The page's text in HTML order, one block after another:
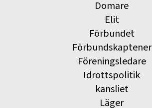
Domare
Elit
Förbundet
Förbundskaptener
Föreningsledare
Idrottspolitik
kansliet
Läger